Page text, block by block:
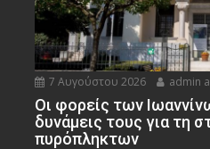
7 Αυγούστου 2026 admin
Οι φορείς των
δυνάμεις τους για τη
πυρόπληκτων